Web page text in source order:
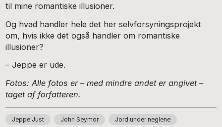
til mine romantiske illusioner.
Og hvad handler hele det her selvforsyningsprojekt
om, hvis ikke det også handler om romantiske
illusioner?
– Jeppe er ude.
Fotos: Alle fotos er – med mindre andet er angivet –
taget af forfatteren.
Jeppe Just John Seymor Jord under neglene